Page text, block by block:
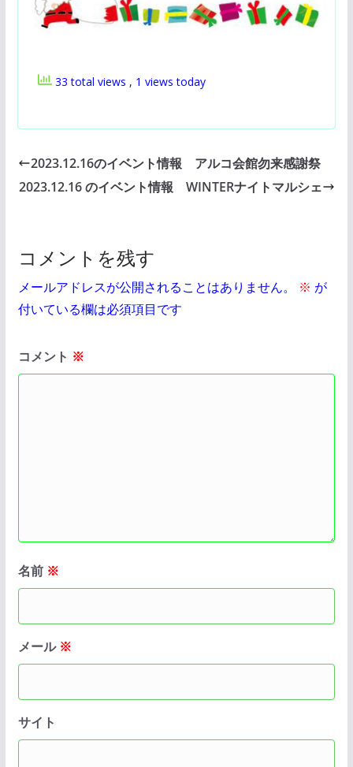
33 total views , 1 views today
2023.12.16のイベント情報 アルコ会館勿来感謝祭
2023.12.16 のイベント情報 WINTERナイトマルシェ
コメントを残す
メールアドレスが公開されることはありません。 ※ が
付いている欄は必須項目です
コメント ※
名前 ※
メール ※
サイト